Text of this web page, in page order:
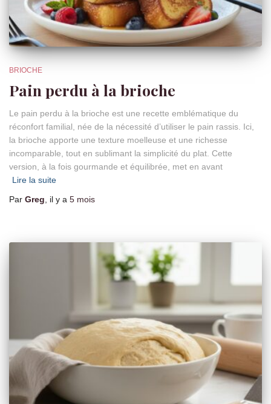
BRIOCHE
Pain perdu à la brioche
Le pain perdu à la brioche est une recette emblématique du
réconfort familial, née de la nécessité d’utiliser le pain rassis. Ici,
la brioche apporte une texture moelleuse et une richesse
incomparable, tout en sublimant la simplicité du plat. Cette
version, à la fois gourmande et équilibrée, met en avant
Lire la suite
Par Greg , il y a 5 mois